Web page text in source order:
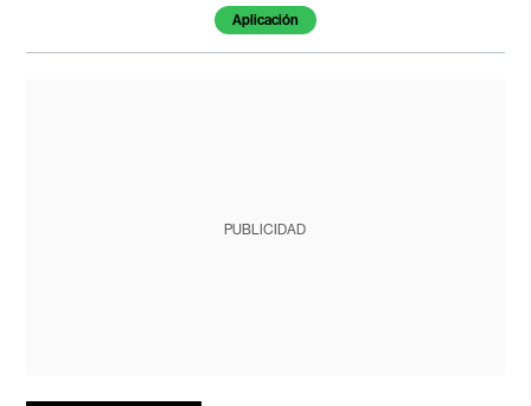
Aplicación
PUBLICIDAD